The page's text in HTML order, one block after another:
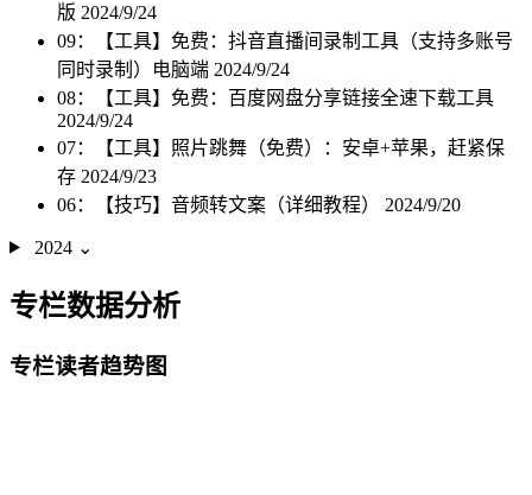
版 2024/9/24
09：【工具】免费：抖音直播间录制工具（支持多账号
同时录制）电脑端 2024/9/24
08：【工具】免费：百度网盘分享链接全速下载工具
2024/9/24
07：【工具】照片跳舞（免费）：安卓+苹果，赶紧保
存 2024/9/23
06：【技巧】音频转文案（详细教程） 2024/9/20
2024 ⌄
专栏数据分析
专栏读者趋势图